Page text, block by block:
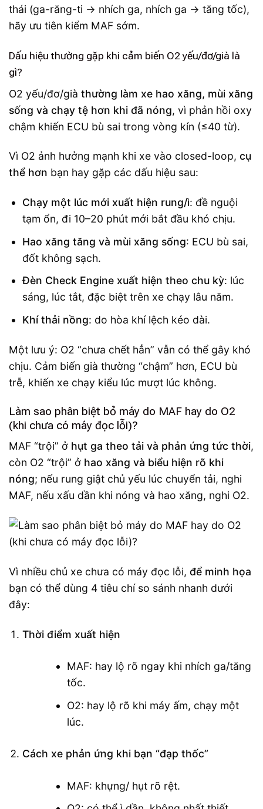
thái (ga-răng-ti → nhích ga, nhích ga → tăng tốc),
hãy ưu tiên kiểm MAF sớm.
Dấu hiệu thường gặp khi cảm biến O2 yếu/đơ/già là
gì?
O2 yếu/đơ/già thường làm xe hao xăng, mùi xăng
sống và chạy tệ hơn khi đã nóng, vì phản hồi oxy
chậm khiến ECU bù sai trong vòng kín (≤40 từ).
Vì O2 ảnh hưởng mạnh khi xe vào closed-loop, cụ
thể hơn bạn hay gặp các dấu hiệu sau:
Chạy một lúc mới xuất hiện rung/ì: đề nguội
tạm ổn, đi 10–20 phút mới bắt đầu khó chịu.
Hao xăng tăng và mùi xăng sống: ECU bù sai,
đốt không sạch.
Đèn Check Engine xuất hiện theo chu kỳ: lúc
sáng, lúc tắt, đặc biệt trên xe chạy lâu năm.
Khí thải nồng: do hòa khí lệch kéo dài.
Một lưu ý: O2 “chưa chết hẳn” vẫn có thể gây khó
chịu. Cảm biến già thường “chậm” hơn, ECU bù
trễ, khiến xe chạy kiểu lúc mượt lúc không.
Làm sao phân biệt bỏ máy do MAF hay do O2
(khi chưa có máy đọc lỗi)?
MAF “trội” ở hụt ga theo tải và phản ứng tức thời,
còn O2 “trội” ở hao xăng và biểu hiện rõ khi
nóng; nếu rung giật chủ yếu lúc chuyển tải, nghi
MAF, nếu xấu dần khi nóng và hao xăng, nghi O2.
Vì nhiều chủ xe chưa có máy đọc lỗi, để minh họa
bạn có thể dùng 4 tiêu chí so sánh nhanh dưới
đây:
Thời điểm xuất hiện
MAF: hay lộ rõ ngay khi nhích ga/tăng
tốc.
O2: hay lộ rõ khi máy ấm, chạy một
lúc.
Cách xe phản ứng khi bạn “đạp thốc”
MAF: khựng/ hụt rõ rệt.